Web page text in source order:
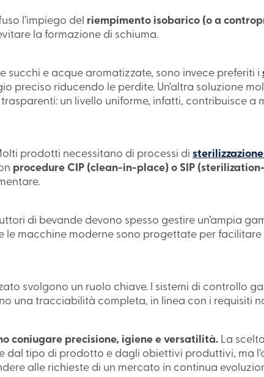
l’impiego del riempimento isobarico (o a
la formazione di schiuma.
succhi e acque aromatizzate, sono invece preferiti i
preciso riducendo le perdite. Un’altra soluzione
un livello uniforme, infatti, contribuisce a
prodotti necessitano di processi di
procedure CIP (clean-in-place) o SIP
di bevande devono spesso gestire un’ampia
le macchine moderne sono progettate per
svolgono un ruolo chiave. I sistemi di controllo
una tracciabilità completa, in linea con i requisiti
coniugare precisione, igiene e versatilità. La
dal tipo di prodotto e dagli obiettivi produttivi, ma
alle richieste di un mercato in continua